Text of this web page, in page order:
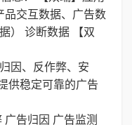
品交互数据、广告数
） 诊断数据 【双
因、反作弊、安
供稳定可靠的广告
告归因 广告监测